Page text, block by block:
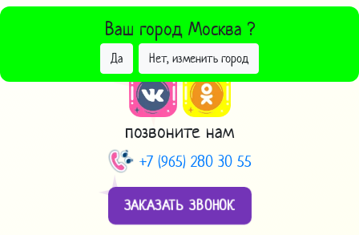
Ваш город Москва ?
Да Нет, изменить город
ВЫБРАТЬ ДРУГОЙ ГОРОД
позвоните нам
+7 (965) 280 30 55
ЗАКАЗАТЬ ЗВОНОК